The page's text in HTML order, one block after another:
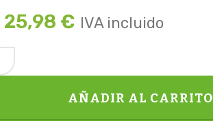
25,98 € IVA incluido
AÑADIR AL CARRITO